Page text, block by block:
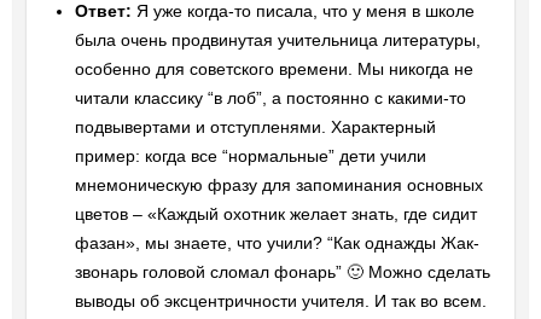
Ответ: Я уже когда-то писала, что у меня в школе
была очень продвинутая учительница литературы,
особенно для советского времени. Мы никогда не
читали классику “в лоб”, а постоянно с какими-то
подвывертами и отступленями. Характерный
пример: когда все “нормальные” дети учили
мнемоническую фразу для запоминания основных
цветов – «Каждый охотник желает знать, где сидит
фазан», мы знаете, что учили? “Как однажды Жак-
звонарь головой сломал фонарь” 🙂 Можно сделать
выводы об эксцентричности учителя. И так во всем.